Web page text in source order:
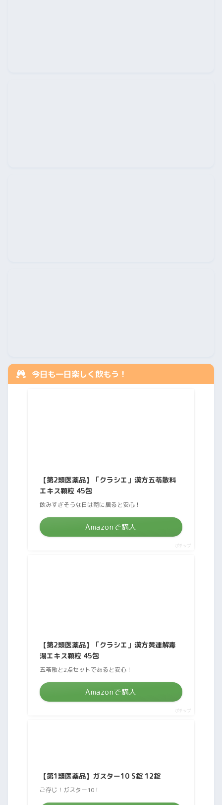
今日も一日楽しく飲もう！
【第2類医薬品】「クラシエ」漢方五苓散料
エキス顆粒 45包
飲みすぎそうな日は鞄に居ると安心！
Amazonで購入
ポチップ
【第2類医薬品】「クラシエ」漢方黄連解毒
湯エキス顆粒 45包
五苓散と2点セットであると安心！
Amazonで購入
ポチップ
【第1類医薬品】ガスター10 S錠 12錠
ご存じ！ガスター10！